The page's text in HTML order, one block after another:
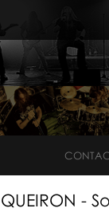
QUEIRON -